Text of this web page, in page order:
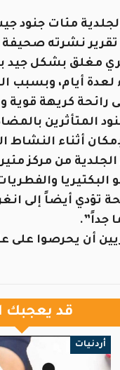
مئات جنود
نشرته
بشكل جيد
أيام، وبسبب
رائحة كريهة قوية
المتأثرين
أثناء النشاط
من مركز
البكتيريا
تؤدي أيضاً إلى
جداً”.
أن يحرصوا على
قد يعجبك
أردنيات